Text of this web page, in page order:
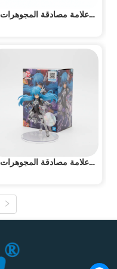
علامة مصادقة المجوهرات
علامة مصادقة المجوهرات